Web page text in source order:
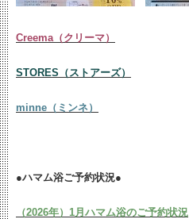
Creema（クリーマ）
STORES（ストアーズ）
minne（ミンネ）
●ハマム浴ご予約状況●
（2026年）1月ハマム浴のご予約状況